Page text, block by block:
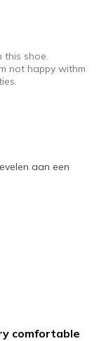
shoe.
not happy withm
aan een
comfortable